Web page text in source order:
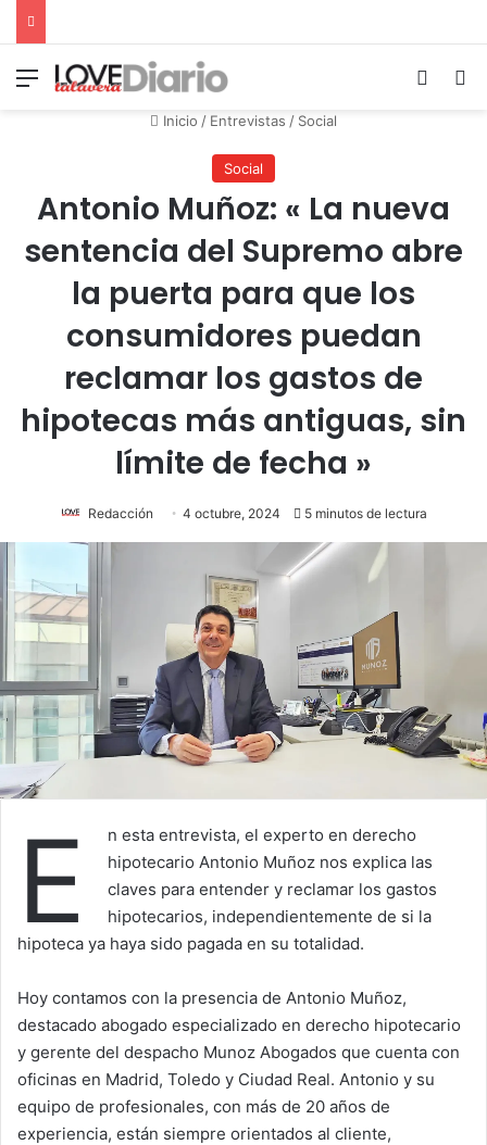
Menú
Inicio / Entrevistas / Social
Social
Antonio Muñoz: « La nueva
sentencia del Supremo abre
la puerta para que los
consumidores puedan
reclamar los gastos de
hipotecas más antiguas, sin
límite de fecha »
Redacción 4 octubre, 2024 5 minutos de lectura
E
n esta entrevista, el experto en derecho
hipotecario Antonio Muñoz nos explica las
claves para entender y reclamar los gastos
hipotecarios, independientemente de si la
hipoteca ya haya sido pagada en su totalidad.
Hoy contamos con la presencia de Antonio Muñoz,
destacado abogado especializado en derecho hipotecario
y gerente del despacho Munoz Abogados que cuenta con
oficinas en Madrid, Toledo y Ciudad Real. Antonio y su
equipo de profesionales, con más de 20 años de
experiencia, están siempre orientados al cliente,